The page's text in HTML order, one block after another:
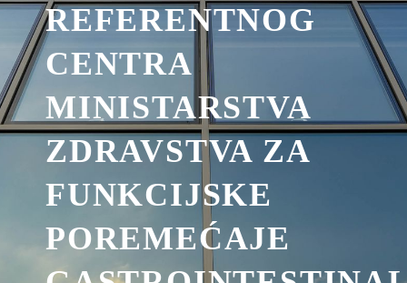
REFERENTNOG
CENTRA
MINISTARSTVA
ZDRAVSTVA ZA
FUNKCIJSKE
POREMEĆAJE